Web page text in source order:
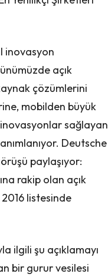
inovasyon
açık
çözümlerini
mobilden büyük
sağlayan
Deutsche
paylaşıyor:
rakip olan açık
listesinde
ilgili şu açıklamayı
bir gurur vesilesi